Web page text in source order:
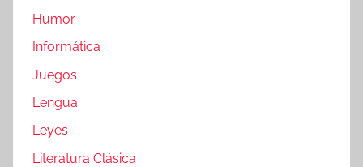
Humor
Informática
Juegos
Lengua
Leyes
Literatura Clásica